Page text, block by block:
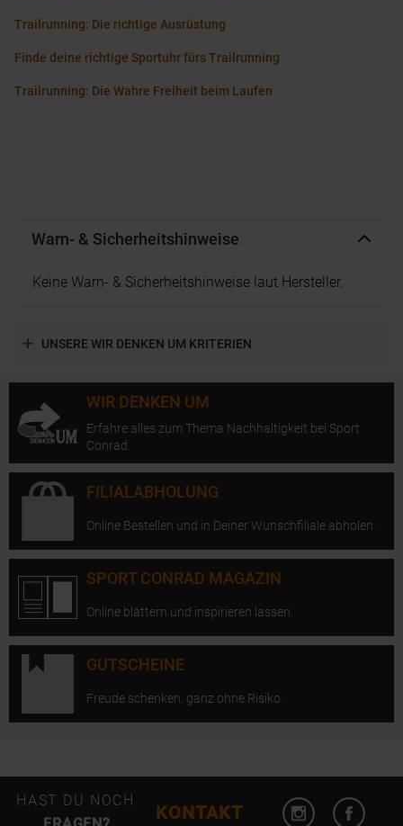
Trailrunning: Die richtige Ausrüstung
Finde deine richtige Sportuhr fürs Trailrunning
Trailrunning: Die Wahre Freiheit beim Laufen
Warn- & Sicherheitshinweise
Keine Warn- & Sicherheitshinweise laut Hersteller.
UNSERE WIR DENKEN UM KRITERIEN
WIR DENKEN UM
Erfahre alles zum Thema Nachhaltigkeit bei Sport
Conrad.
FILIALABHOLUNG
Online Bestellen und in Deiner Wunschfiliale abholen.
SPORT CONRAD MAGAZIN
Online blättern und inspirieren lassen.
GUTSCHEINE
Freude schenken, ganz ohne Risiko.
HAST DU NOCH
KONTAKT
Instagram